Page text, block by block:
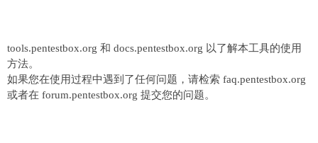
tools.pentestbox.org 和 docs.pentestbox.org 以了解本工具的使用
方法。
如果您在使用过程中遇到了任何问题，请检索 faq.pentestbox.org
或者在 forum.pentestbox.org 提交您的问题。